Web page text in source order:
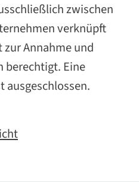
zwischen
verknüpft
zur Annahme und
berechtigt. Eine
ausgeschlossen.